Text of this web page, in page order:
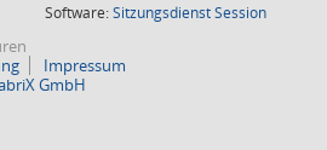
Software:SitzungsdienstSession(Wird in
Impressum
GmbH